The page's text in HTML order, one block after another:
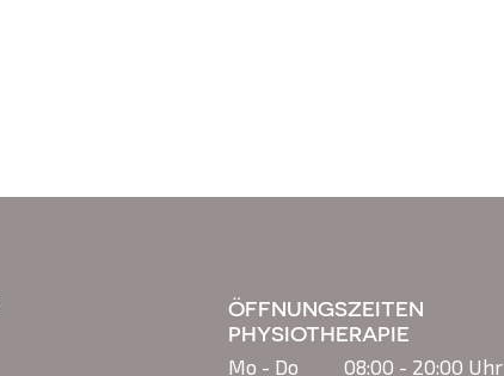
ÖFFNUNGSZEITEN
PHYSIOTHERAPIE
Mo - Do 08:00 - 20:00 Uhr